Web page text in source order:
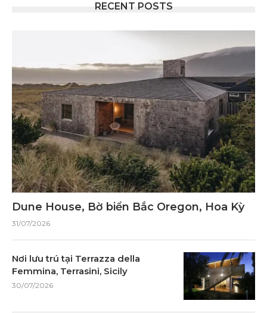
RECENT POSTS
Dune House, Bờ biển Bắc Oregon, Hoa Kỳ
31/07/2026
Nơi lưu trú tại Terrazza della
Femmina, Terrasini, Sicily
30/07/2026